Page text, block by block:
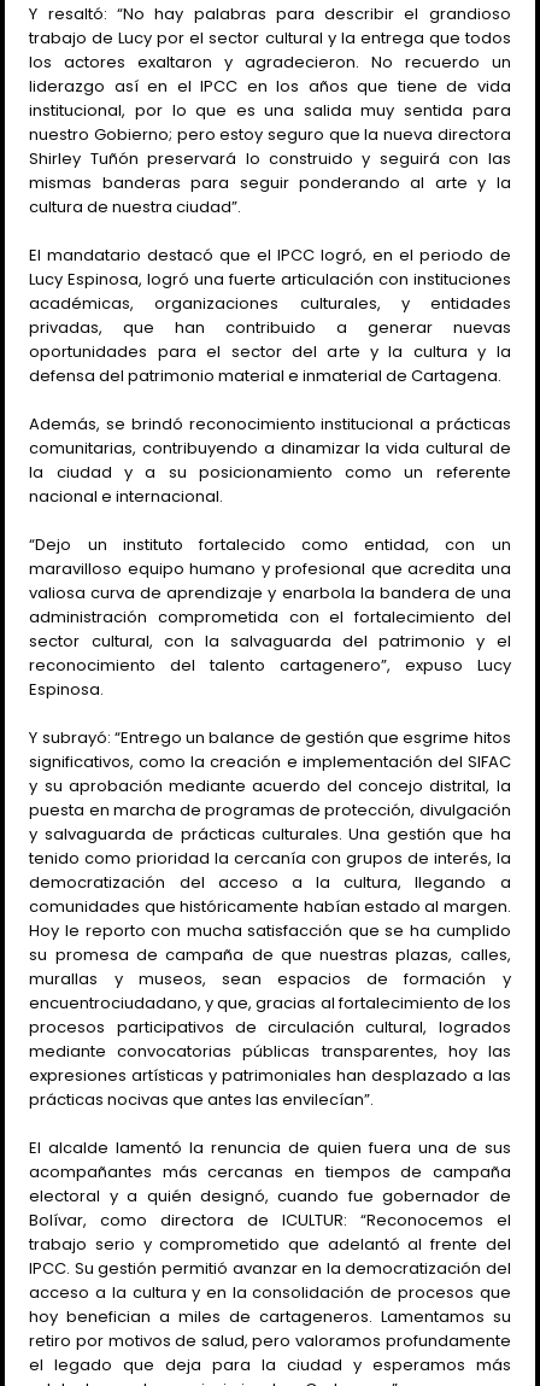
Y resaltó: “No hay palabras para describir el grandioso
trabajo de Lucy por el sector cultural y la entrega que todos
los actores exaltaron y agradecieron. No recuerdo un
liderazgo así en el IPCC en los años que tiene de vida
institucional, por lo que es una salida muy sentida para
nuestro Gobierno; pero estoy seguro que la nueva directora
Shirley Tuñón preservará lo construido y seguirá con las
mismas banderas para seguir ponderando al arte y la
cultura de nuestra ciudad”.
El mandatario destacó que el IPCC logró, en el periodo de
Lucy Espinosa, logró una fuerte articulación con instituciones
académicas, organizaciones culturales, y entidades
privadas, que han contribuido a generar nuevas
oportunidades para el sector del arte y la cultura y la
defensa del patrimonio material e inmaterial de Cartagena.
Además, se brindó reconocimiento institucional a prácticas
comunitarias, contribuyendo a dinamizar la vida cultural de
la ciudad y a su posicionamiento como un referente
nacional e internacional.
“Dejo un instituto fortalecido como entidad, con un
maravilloso equipo humano y profesional que acredita una
valiosa curva de aprendizaje y enarbola la bandera de una
administración comprometida con el fortalecimiento del
sector cultural, con la salvaguarda del patrimonio y el
reconocimiento del talento cartagenero”, expuso Lucy
Espinosa.
Y subrayó: “Entrego un balance de gestión que esgrime hitos
significativos, como la creación e implementación del SIFAC
y su aprobación mediante acuerdo del concejo distrital, la
puesta en marcha de programas de protección, divulgación
y salvaguarda de prácticas culturales. Una gestión que ha
tenido como prioridad la cercanía con grupos de interés, la
democratización del acceso a la cultura, llegando a
comunidades que históricamente habían estado al margen.
Hoy le reporto con mucha satisfacción que se ha cumplido
su promesa de campaña de que nuestras plazas, calles,
murallas y museos, sean espacios de formación y
encuentrociudadano, y que, gracias al fortalecimiento de los
procesos participativos de circulación cultural, logrados
mediante convocatorias públicas transparentes, hoy las
expresiones artísticas y patrimoniales han desplazado a las
prácticas nocivas que antes las envilecían”.
El alcalde lamentó la renuncia de quien fuera una de sus
acompañantes más cercanas en tiempos de campaña
electoral y a quién designó, cuando fue gobernador de
Bolívar, como directora de ICULTUR: “Reconocemos el
trabajo serio y comprometido que adelantó al frente del
IPCC. Su gestión permitió avanzar en la democratización del
acceso a la cultura y en la consolidación de procesos que
hoy benefician a miles de cartageneros. Lamentamos su
retiro por motivos de salud, pero valoramos profundamente
el legado que deja para la ciudad y esperamos más